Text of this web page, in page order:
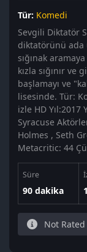
Tür: Komedi
Sevgili Diktatör
diktatörünü ada
sığınak
kızla sığınır
başlamayı ve
lisesinde. Tür:
izle HD Yıl:2017
Syracuse
Holmes , Seth
Metacritic: 44
Süre
90 dakika
Not Rated